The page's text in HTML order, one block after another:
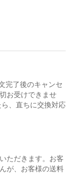
完了後のキャンセ
お受けできませ
、直ちに交換対応
ただきます。お客
が、お客様の送料